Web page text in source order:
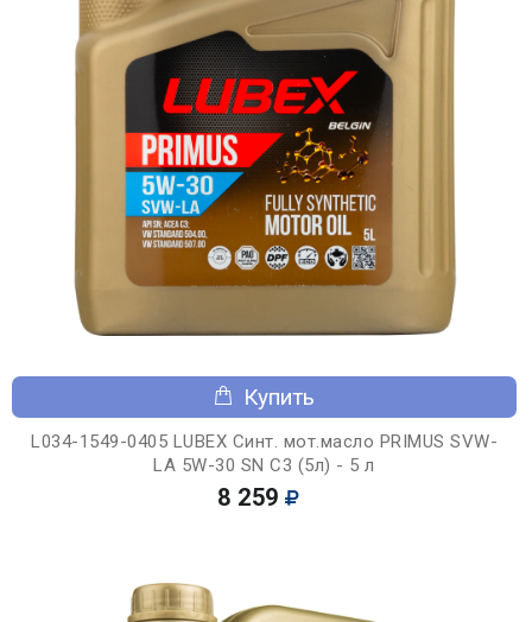
Купить
L034-1549-0405 LUBEX Синт. мот.масло PRIMUS SVW-
LA 5W-30 SN C3 (5л) - 5 л
8 259